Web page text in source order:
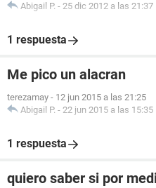
Abigail P. - 25 dic 2012 a las 21:37
1 respuesta
Me pico un alacran
terezamay - 12 jun 2015 a las 21:25
Abigail P. - 22 jun 2015 a las 15:35
1 respuesta
quiero saber si por